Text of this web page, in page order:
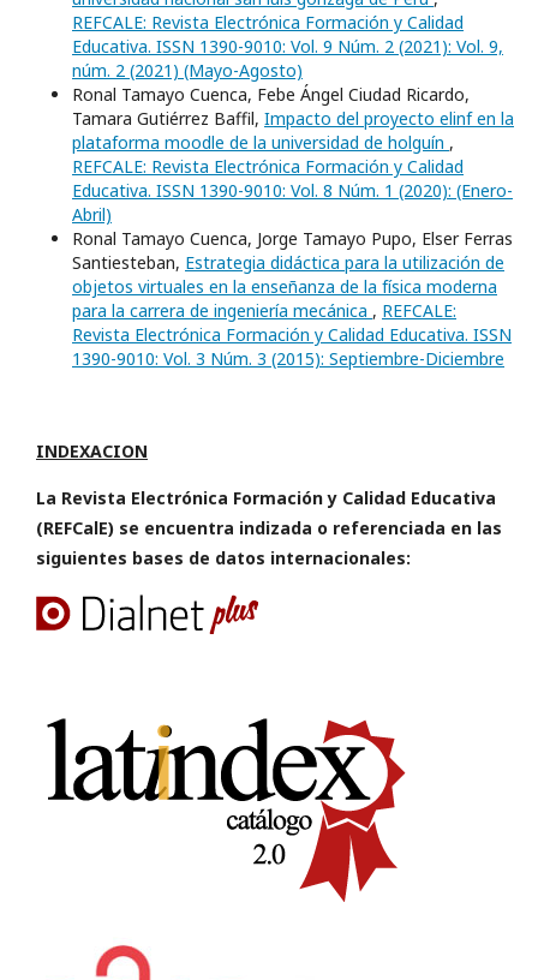
REFCALE: Revista Electrónica Formación y Calidad
Educativa. ISSN 1390-9010: Vol. 9 Núm. 2 (2021): Vol. 9,
núm. 2 (2021) (Mayo-Agosto)
Ronal Tamayo Cuenca, Febe Ángel Ciudad Ricardo,
Tamara Gutiérrez Baffil, Impacto del proyecto elinf en la
plataforma moodle de la universidad de holguín ,
REFCALE: Revista Electrónica Formación y Calidad
Educativa. ISSN 1390-9010: Vol. 8 Núm. 1 (2020): (Enero-
Abril)
Ronal Tamayo Cuenca, Jorge Tamayo Pupo, Elser Ferras
Santiesteban, Estrategia didáctica para la utilización de
objetos virtuales en la enseñanza de la física moderna
para la carrera de ingeniería mecánica , REFCALE:
Revista Electrónica Formación y Calidad Educativa. ISSN
1390-9010: Vol. 3 Núm. 3 (2015): Septiembre-Diciembre
INDEXACION
La Revista Electrónica Formación y Calidad Educativa
(REFCalE) se encuentra indizada o referenciada en las
siguientes bases de datos internacionales: